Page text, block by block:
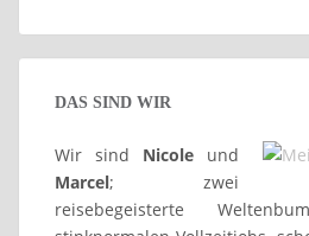
DAS SIND WIR
Wir sind Nicole und
Marcel; zwei
reisebegeisterte